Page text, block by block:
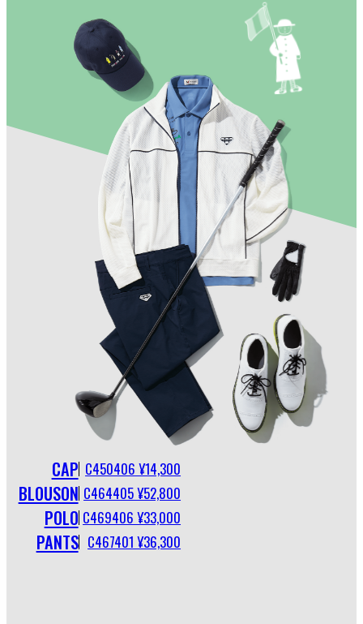
CAP C450406 ¥14,300
BLOUSON C464405 ¥52,800
POLO C469406 ¥33,000
PANTS C467401 ¥36,300